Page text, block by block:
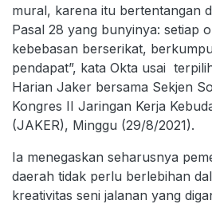
mural, karena itu bertentangan
Pasal 28 yang bunyinya: setiap
kebebasan berserikat,
pendapat”, kata Okta usai
Harian Jaker bersama Sekjen
Kongres II Jaringan Kerja
(JAKER), Minggu (29/8/2021).
Ia menegaskan seharusnya
daerah tidak perlu berlebihan
kreativitas seni jalanan yang